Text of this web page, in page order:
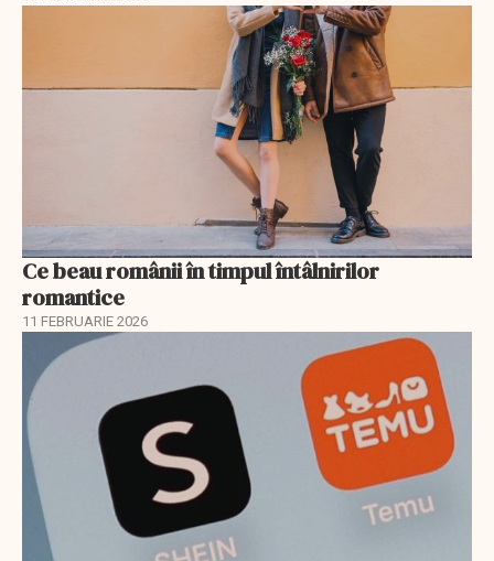
Ce beau românii în timpul întâlnirilor
romantice
11 FEBRUARIE 2026